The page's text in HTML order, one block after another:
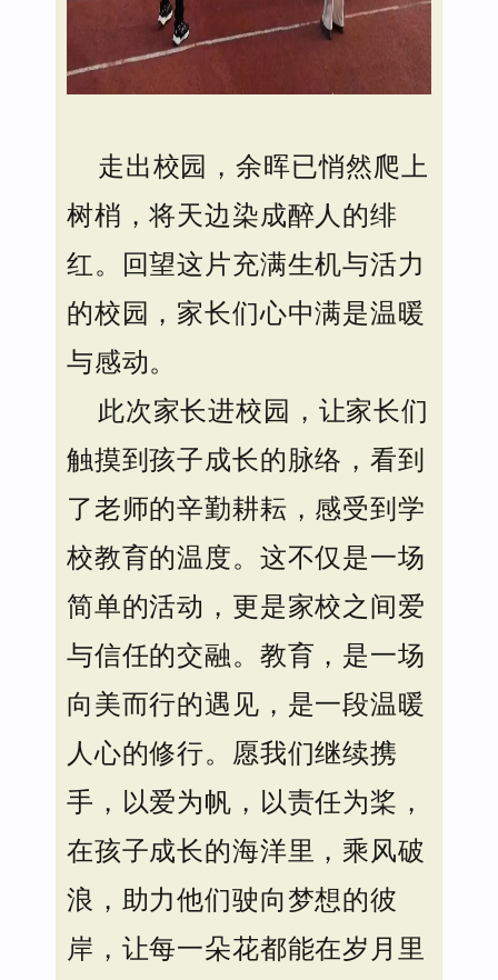
走出校园，余晖已悄然爬上
树梢，将天边染成醉人的绯
红。回望这片充满生机与活力
的校园，家长们心中满是温暖
与感动。
此次家长进校园，让家长们
触摸到孩子成长的脉络，看到
了老师的辛勤耕耘，感受到学
校教育的温度。这不仅是一场
简单的活动，更是家校之间爱
与信任的交融。教育，是一场
向美而行的遇见，是一段温暖
人心的修行。愿我们继续携
手，以爱为帆，以责任为桨，
在孩子成长的海洋里，乘风破
浪，助力他们驶向梦想的彼
岸，让每一朵花都能在岁月里